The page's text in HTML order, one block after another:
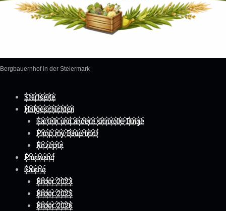
Bergbauernhof in der Steiermark
Skip to content
Startseite
Hofgeschichten
Garteln und andere sinnvolle Dinge
Pimp my Bauernhof
Rezepte
Pinnwand
Galerie
Bilder 2023
Bilder 2025
Bilder 2026